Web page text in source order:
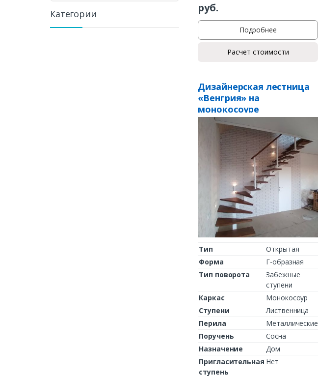
Ваш телефон*
руб.
Подробнее
Расчет стоимости
Дизайнерская лестница
«Венгрия» на
монокосоуре
Тип
Открытая
Форма
Г-образная
Тип поворота
Забежные
ступени
Каркас
Монокосоур
Ступени
Лиственница
Перила
Металлические
Поручень
Сосна
Назначение
Дом
Пригласительная
ступень
Нет
Категории